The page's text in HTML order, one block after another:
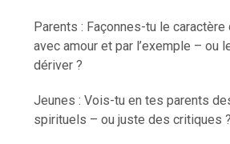
Parents : Façonnes-tu le
avec amour et par l’exemple – ou
dériver ?
Jeunes : Vois-tu en tes parents
spirituels – ou juste des critiques ?